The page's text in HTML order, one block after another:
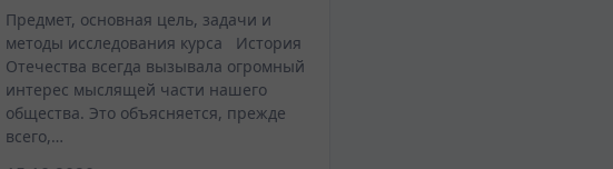
Предмет, основная цель, задачи и
методы исследования курса История
Отечества всегда вызывала огромный
интерес мыслящей части нашего
общества. Это объясняется, прежде
всего,…